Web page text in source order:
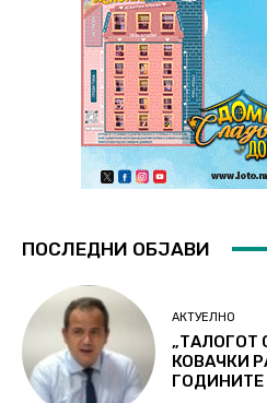
ПОСЛЕДНИ ОБЈАВИ
АКТУЕЛНО
„ТАЛОГОТ
КОВАЧКИ